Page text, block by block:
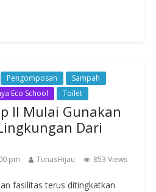
Pengomposan
Sampah
Eco School Toilet
II Mulai Gunakan
Dari
pm TunasHijau 853 Views
fasilitas terus ditingkatkan